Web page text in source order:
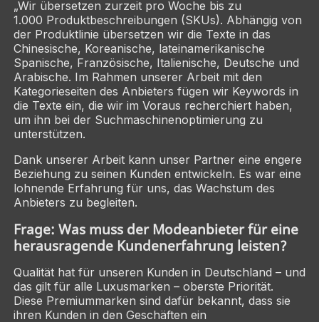
„Wir übersetzen zurzeit pro Woche bis zu
1.000 Produktbeschreibungen (SKUs). Abhängig von
der Produktlinie übersetzen wir die Texte in das
Chinesische, Koreanische, lateinamerikanische
Spanische, Französische, Italienische, Deutsche und
Arabische. Im Rahmen unserer Arbeit mit den
Kategorieseiten des Anbieters fügen wir Keywords in
die Texte ein, die wir im Voraus recherchiert haben,
um ihn bei der Suchmaschinenoptimierung zu
unterstützen.
Dank unserer Arbeit kann unser Partner eine engere
Beziehung zu seinen Kunden entwickeln. Es war eine
lohnende Erfahrung für uns, das Wachstum des
Anbieters zu begleiten.
Frage: Was muss der Modeanbieter für eine
herausragende Kundenerfahrung leisten?
Qualität hat für unseren Kunden in Deutschland – und
das gilt für alle Luxusmarken – oberste Priorität.
Diese Premiummarken sind dafür bekannt, dass sie
ihren Kunden in den Geschäften ein